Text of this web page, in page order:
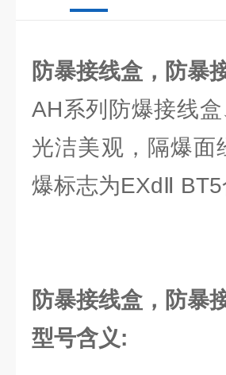
防暴接线盒，防暴
AH系列防爆接线
光洁美观，隔爆面
爆标志为EXdⅡ
防暴接线盒，防暴
型号含义: